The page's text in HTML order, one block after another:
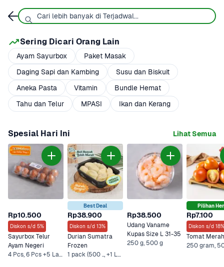
Sering Dicari Orang Lain
Ayam Sayurbox
Paket Masak
Daging Sapi dan Kambing
Susu dan Biskuit
Aneka Pasta
Vitamin
Bundle Hemat
Tahu dan Telur
MPASI Ikan dan Kerang
Spesial Hari Ini Lihat Semua
Rp10.500
Diskon s/d 5%
Sayurbox Telur
Ayam Negeri
4 Pcs, 6 Pcs +5 Lainnya
Best Deal
Rp38.900
Diskon s/d 13%
Durian Sumatra
Frozen
1 pack (500 .., +1 Lainnya
Rp38.500
Udang Vaname
Kupas Size L 31-35
250 g, 500 g
Pilihan
Rp7.100
Diskon s/d 18%
Tomat Merah